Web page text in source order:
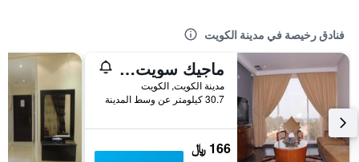
فنادق رخيصة في مدينة الكويت
ماجيك سويت أبو حليفة
مدينة الكويت, الكويت
30.7 كيلومتر عن وسط المدينة
166 ﷼